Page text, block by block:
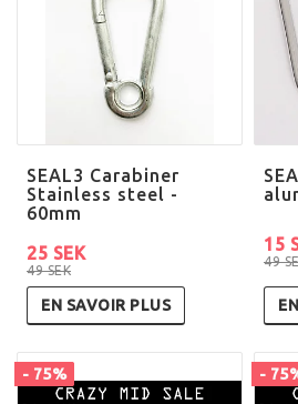
SEAL3 Carabiner
Stainless steel -
60mm
49 SEK
25 SEK
EN SAVOIR PLUS
49
15
- 75% -